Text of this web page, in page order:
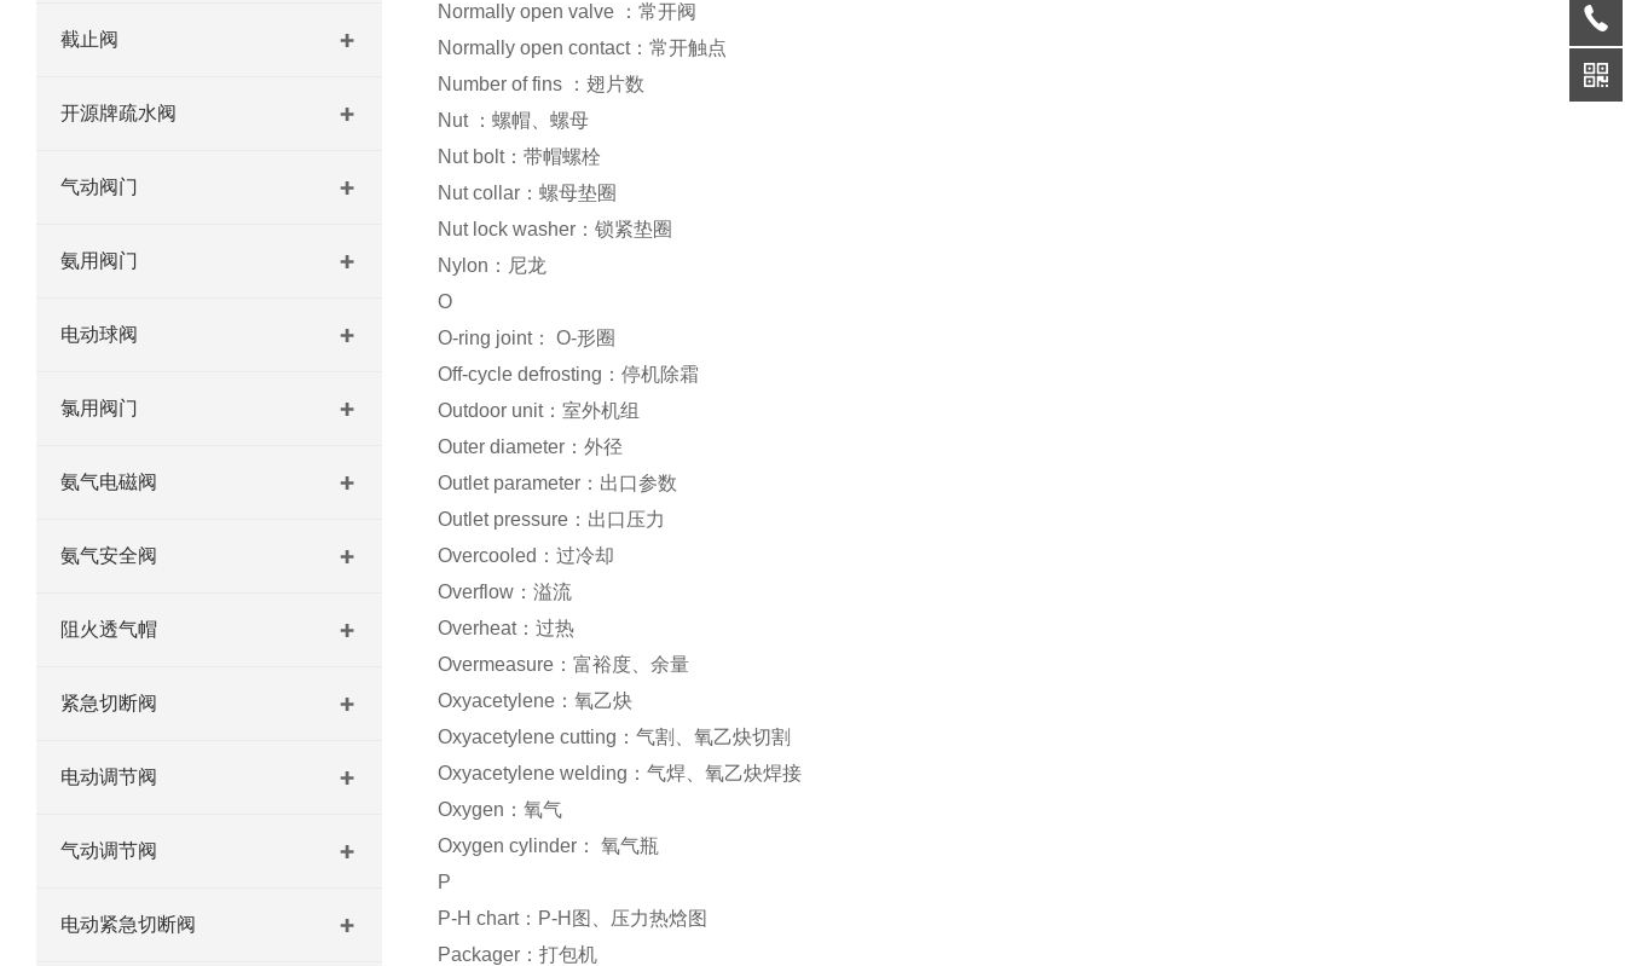
截止阀
开源牌疏水阀
气动阀门
氨用阀门
电动球阀
氯用阀门
氨气电磁阀
氨气安全阀
阻火透气帽
紧急切断阀
电动调节阀
气动调节阀
电动紧急切断阀
Normally open valve ：常开阀
Normally open contact：常开触点
Number of fins ：翅片数
Nut ：螺帽、螺母
Nut bolt：带帽螺栓
Nut collar：螺母垫圈
Nut lock washer：锁紧垫圈
Nylon：尼龙
O
O-ring joint： O-形圈
Off-cycle defrosting：停机除霜
Outdoor unit：室外机组
Outer diameter：外径
Outlet parameter：出口参数
Outlet pressure：出口压力
Overcooled：过冷却
Overflow：溢流
Overheat：过热
Overmeasure：富裕度、余量
Oxyacetylene：氧乙炔
Oxyacetylene cutting：气割、氧乙炔切割
Oxyacetylene welding：气焊、氧乙炔焊接
Oxygen：氧气
Oxygen cylinder： 氧气瓶
P
P-H chart：P-H图、压力热焓图
Packager：打包机